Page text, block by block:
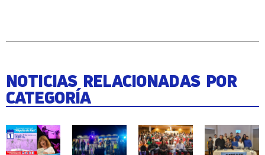
NOTICIAS RELACIONADAS POR
CATEGORÍA